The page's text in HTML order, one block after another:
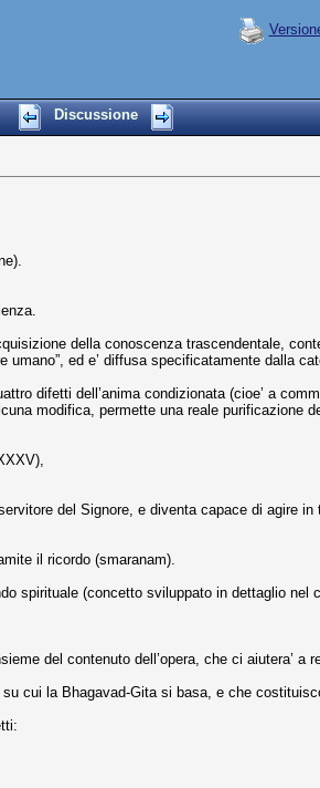
Discussione
della conoscenza trascendentale,
umano”, ed e’ diffusa specificatamente dalla
difetti dell’anima condizionata (cioe’ a
modifica, permette una reale purificazione
del Signore, e diventa capace di agire
il ricordo (smaranam).
spirituale (concetto sviluppato in dettaglio nel
del contenuto dell’opera, che ci aiutera’ a
cui la Bhagavad-Gita si basa, e che